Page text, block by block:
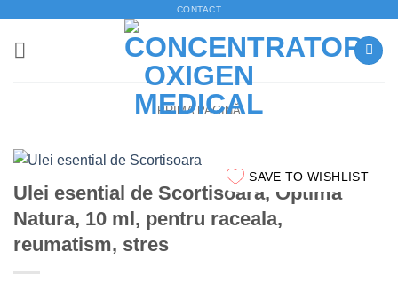
content
CONTACT
PRIMA PAGINĂ
SAVE TO WISHLIST
Ulei esential de Scortisoara, Optima
Natura, 10 ml, pentru raceala,
reumatism, stres